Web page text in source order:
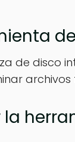
de disco
la